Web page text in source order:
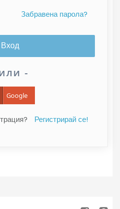
Забравена парола?
-
Google
Регистрирай се!